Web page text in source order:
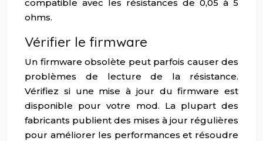
compatible avec les résistances de 0,05 à 5
ohms.
Vérifier le firmware
Un firmware obsolète peut parfois causer des
problèmes de lecture de la résistance.
Vérifiez si une mise à jour du firmware est
disponible pour votre mod. La plupart des
fabricants publient des mises à jour régulières
pour améliorer les performances et résoudre